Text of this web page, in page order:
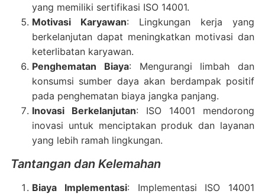
yang memiliki sertifikasi ISO 14001.
Motivasi Karyawan: Lingkungan kerja yang
berkelanjutan dapat meningkatkan motivasi dan
keterlibatan karyawan.
Penghematan Biaya: Mengurangi limbah dan
konsumsi sumber daya akan berdampak positif
pada penghematan biaya jangka panjang.
Inovasi Berkelanjutan: ISO 14001 mendorong
inovasi untuk menciptakan produk dan layanan
yang lebih ramah lingkungan.
Tantangan dan Kelemahan
Biaya Implementasi: Implementasi ISO 14001